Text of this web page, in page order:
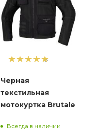
5
Черная
текстильная
мотокуртка Brutale
Всегда в наличии